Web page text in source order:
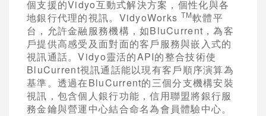
個支援的Vidyo互動式解決方案，個性化與各
地銀行代理的視訊。VidyoWorks TM軟體平
台，允許金融服務機構，如BluCurrent，為客
戶提供高感受及面對面的客戶服務與嵌入式的
視訊通話。Vidyo靈活的API的整合技術使
BluCurrent視訊通話能以現有客戶順序演算為
基準。透過在BluCurrent的三個分支機構安裝
視訊，包含個人銀行功能，信用聯盟將銀行服
務金鑰與營運中心結合命名為會員體驗中心。